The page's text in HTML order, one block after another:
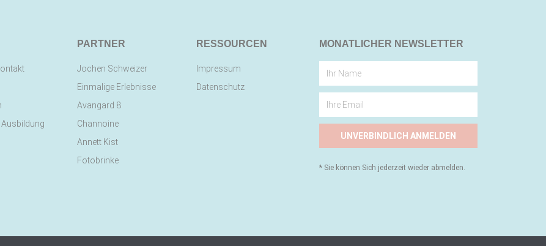
PARTNER
Jochen Schweizer
Einmalige Erlebnisse
Avangard 8
Channoine
Annett Kist
Fotobrinke
RESSOURCEN
Impressum
Datenschutz
MONATLICHER NEWSLETTER
UNVERBINDLICH ANMELDEN
* Sie können Sich jederzeit wieder abmelden.